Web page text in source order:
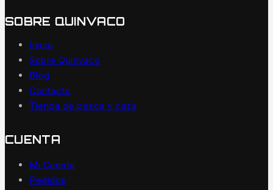
SOBRE QUINVACO
Inicio
Sobre Quinvaco
Blog
Contacto
Tienda de pesca y caza
CUENTA
Mi Cuenta
Pedidos